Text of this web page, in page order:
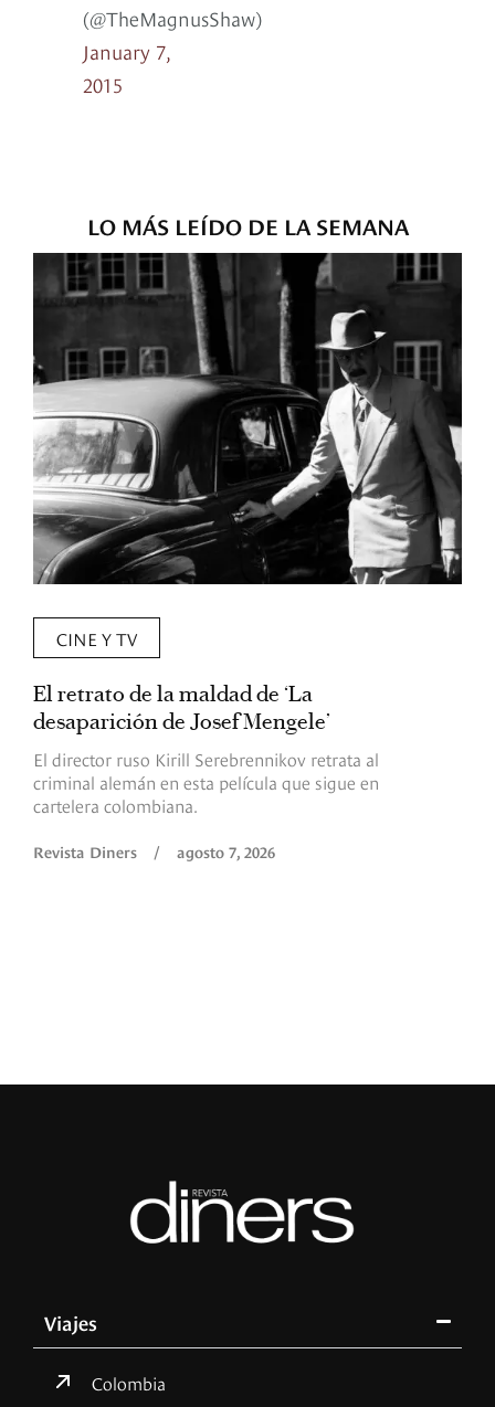
(@TheMagnusShaw)
January 7,
2015
LO MÁS LEÍDO DE LA SEMANA
CINE Y TV
El retrato de la maldad de ‘La
desaparición de Josef Mengele’
El director ruso Kirill Serebrennikov retrata al
criminal alemán en esta película que sigue en
cartelera colombiana.
Revista Diners / agosto 7, 2026
Viajes
Colombia